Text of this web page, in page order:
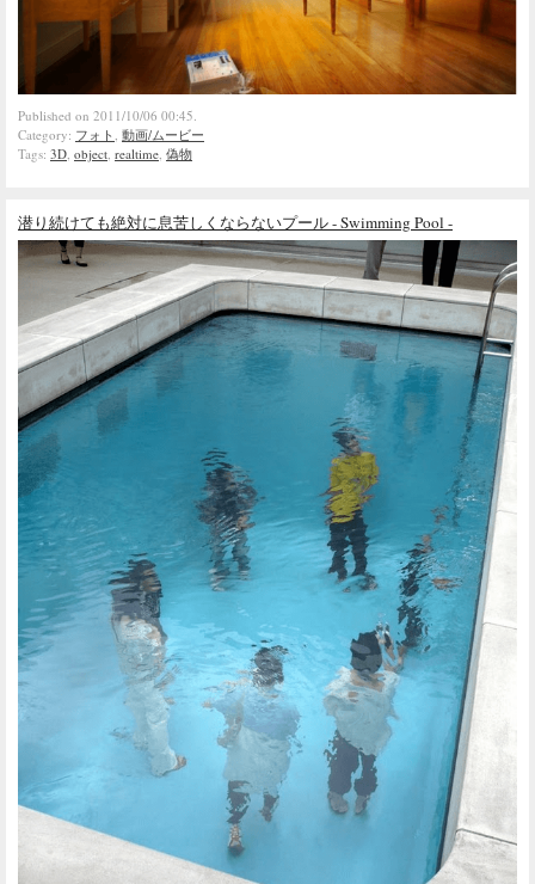
Published on 2011/10/06 00:45.
Category: フォト, 動画/ムービー
Tags: 3D, object, realtime, 偽物
潜り続けても絶対に息苦しくならないプール - Swimming Pool -